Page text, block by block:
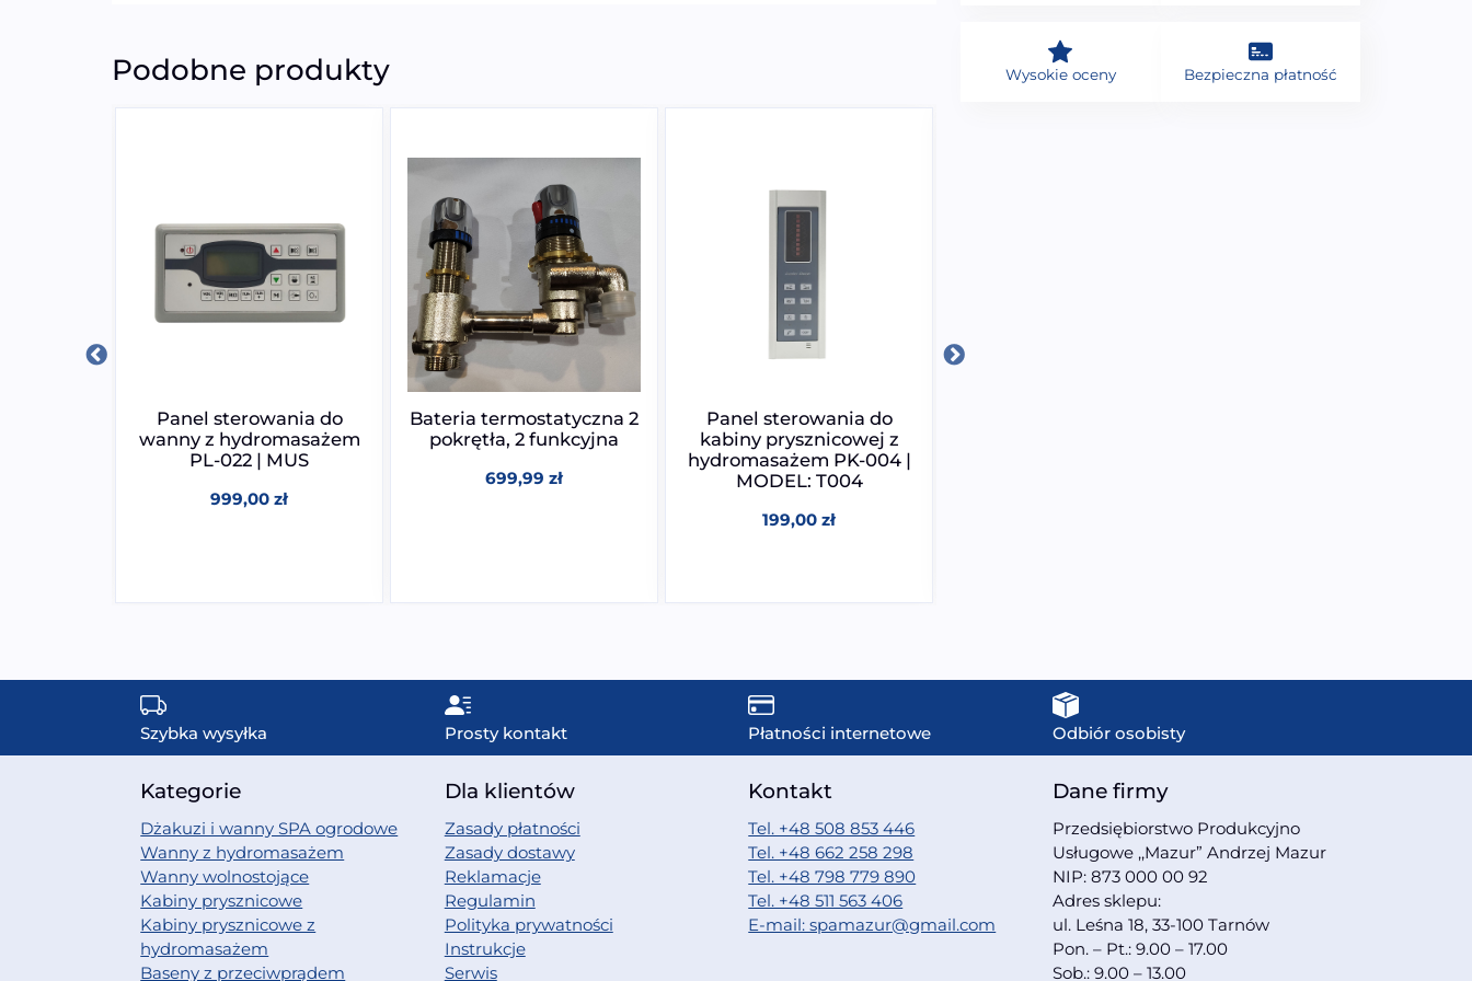
Podobne produkty
Panel sterowania do
wanny z hydromasażem
PL-022 | MUS
999,00 zł
Bateria termostatyczna 2
pokrętła, 2 funkcyjna
699,99 zł
Panel sterowania do
kabiny prysznicowej z
hydromasażem PK-004 |
MODEL: T004
199,00 zł
Wysokie oceny Bezpieczna płatność
Szybka wysyłka Prosty kontakt Płatności internetowe Odbiór osobisty
Kategorie
Dżakuzi i wanny SPA ogrodowe
Wanny z hydromasażem
Wanny wolnostojące
Kabiny prysznicowe
Kabiny prysznicowe z
hydromasażem
Baseny z przeciwprądem
Dla klientów
Zasady płatności
Zasady dostawy
Reklamacje
Regulamin
Polityka prywatności
Instrukcje
Serwis
Kontakt
Tel. +48 508 853 446
Tel. +48 662 258 298
Tel. +48 798 779 890
Tel. +48 511 563 406
E-mail: spamazur@gmail.com
Dane firmy
Przedsiębiorstwo Produkcyjno
Usługowe ,,Mazur” Andrzej Mazur
NIP: 873 000 00 92
Adres sklepu:
ul. Leśna 18, 33-100 Tarnów
Pon. – Pt.: 9.00 – 17.00
Sob.: 9.00 – 13.00